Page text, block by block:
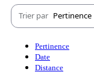
Trier par Pertinence
Pertinence
Date
Distance